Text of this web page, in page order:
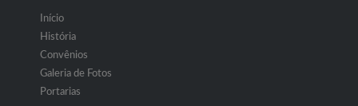
Início
História
Convênios
Galeria de Fotos
Portarias